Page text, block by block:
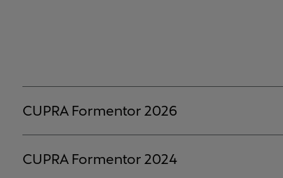
CUPRA Formentor 2026
CUPRA Formentor 2024